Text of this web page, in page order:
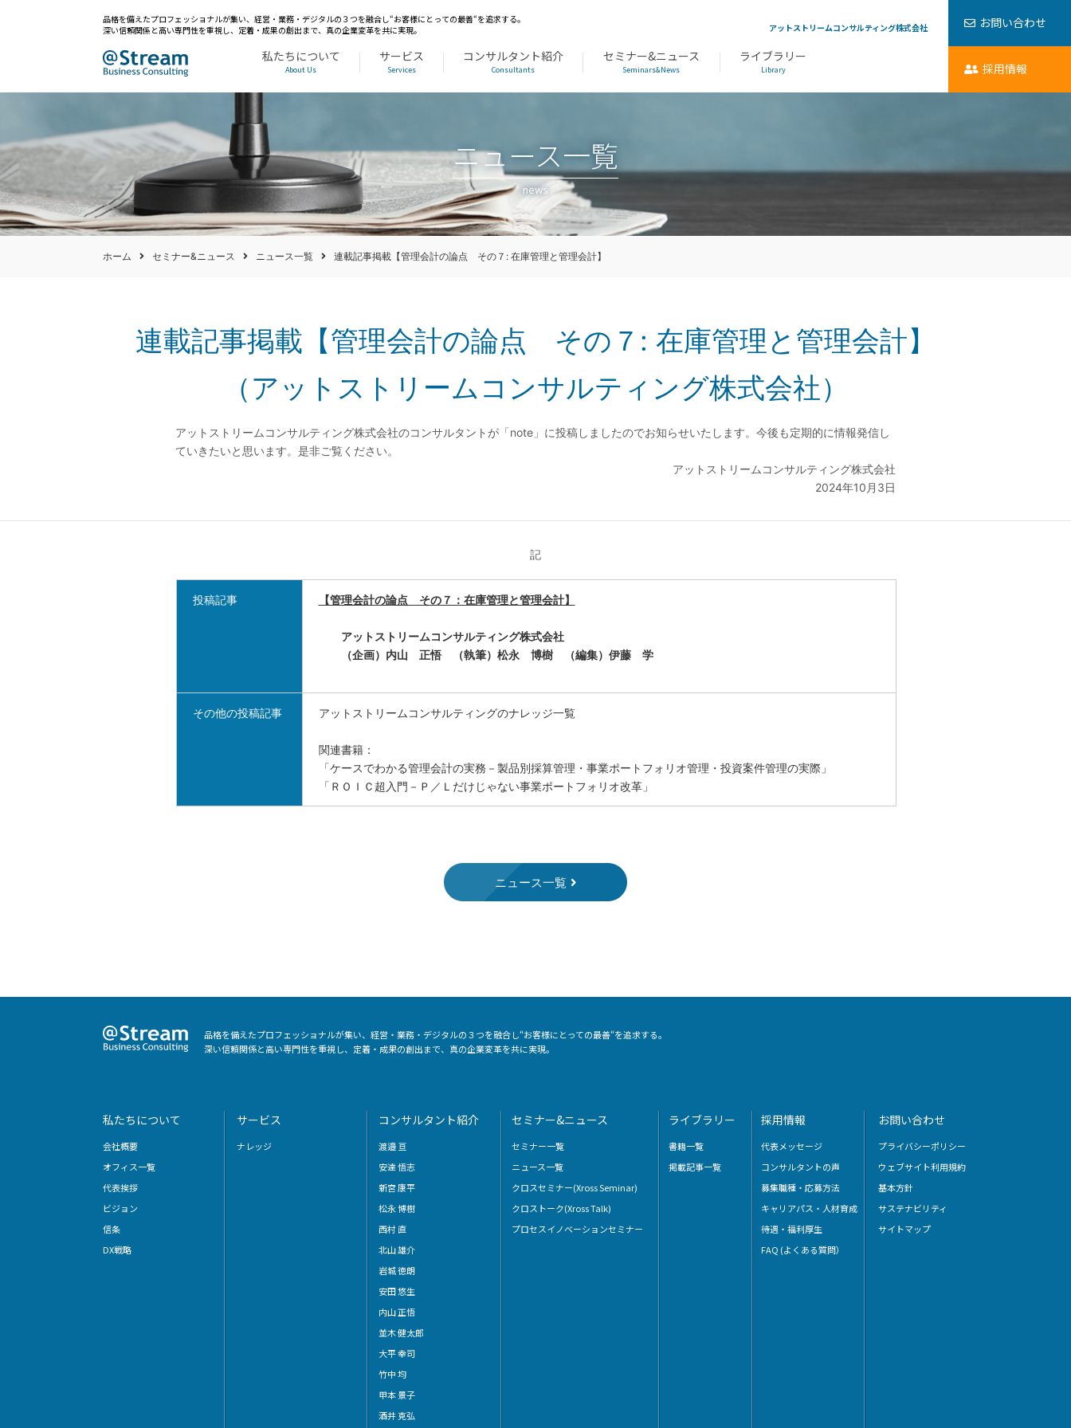
品格を備えたプロフェッショナルが集い、経営・業務・デジタルの３つを融合し“お客様にとっての最善“を追求する。
深い信頼関係と高い専門性を重視し、定着・成果の創出まで、真の企業変革を共に実現。
私たちについて
About Us
サービス
Services
コンサルタント紹介
Consultants
セミナー&ニュース
Seminars&News
ライブラリー
Library
アットストリームコンサルティング株式会社 お問い合わせ
採用情報
ニュース一覧
news
ホーム セミナー&ニュース ニュース一覧 連載記事掲載【管理会計の論点 その７: 在庫管理と管理会計】
連載記事掲載【管理会計の論点 その７: 在庫管理と管理会計】
（アットストリームコンサルティング株式会社）
アットストリームコンサルティング株式会社のコンサルタントが「note」に投稿しましたのでお知らせいたします。今後も定期的に情報発信し
ていきたいと思います。是非ご覧ください。
アットストリームコンサルティング株式会社
2024年10月3日
記
投稿記事 【管理会計の論点 その７：在庫管理と管理会計】
アットストリームコンサルティング株式会社
（企画） 内山 正悟（執筆） 松永 博樹（編集） 伊藤 学
その他の投稿記事 アットストリームコンサルティングのナレッジ一覧
関連書籍：
「ケースでわかる管理会計の実務－製品別採算管理・事業ポートフォリオ管理・投資案件管理の実際」
「ＲＯＩＣ超入門－Ｐ／Ｌだけじゃない事業ポートフォリオ改革」
ニュース一覧
品格を備えたプロフェッショナルが集い、経営・業務・デジタルの３つを融合し“お客様にとっての最善“を追求する。
深い信頼関係と高い専門性を重視し、定着・成果の創出まで、真の企業変革を共に実現。
私たちについて
会社概要
オフィス一覧
代表挨拶
ビジョン
信条
DX戦略
サービス
ナレッジ
コンサルタント紹介
渡邉 亘
安達 悟志
新宮 康平
松永 博樹
西村 直
北山 雄介
岩城 徳朗
安田 悠生
内山 正悟
並木 健太郎
大平 幸司
竹中 均
甲本 景子
酒井 克弘
セミナー&ニュース
セミナー一覧
ニュース一覧
クロスセミナー(Xross Seminar)
クロストーク(Xross Talk)
プロセスイノベーションセミナー
ライブラリー
書籍一覧
掲載記事一覧
採用情報
代表メッセージ
コンサルタントの声
募集職種・応募方法
キャリアパス・人材育成
待遇・福利厚生
FAQ (よくある質問）
お問い合わせ
プライバシーポリシー
ウェブサイト利用規約
基本方針
サステナビリティ
サイトマップ